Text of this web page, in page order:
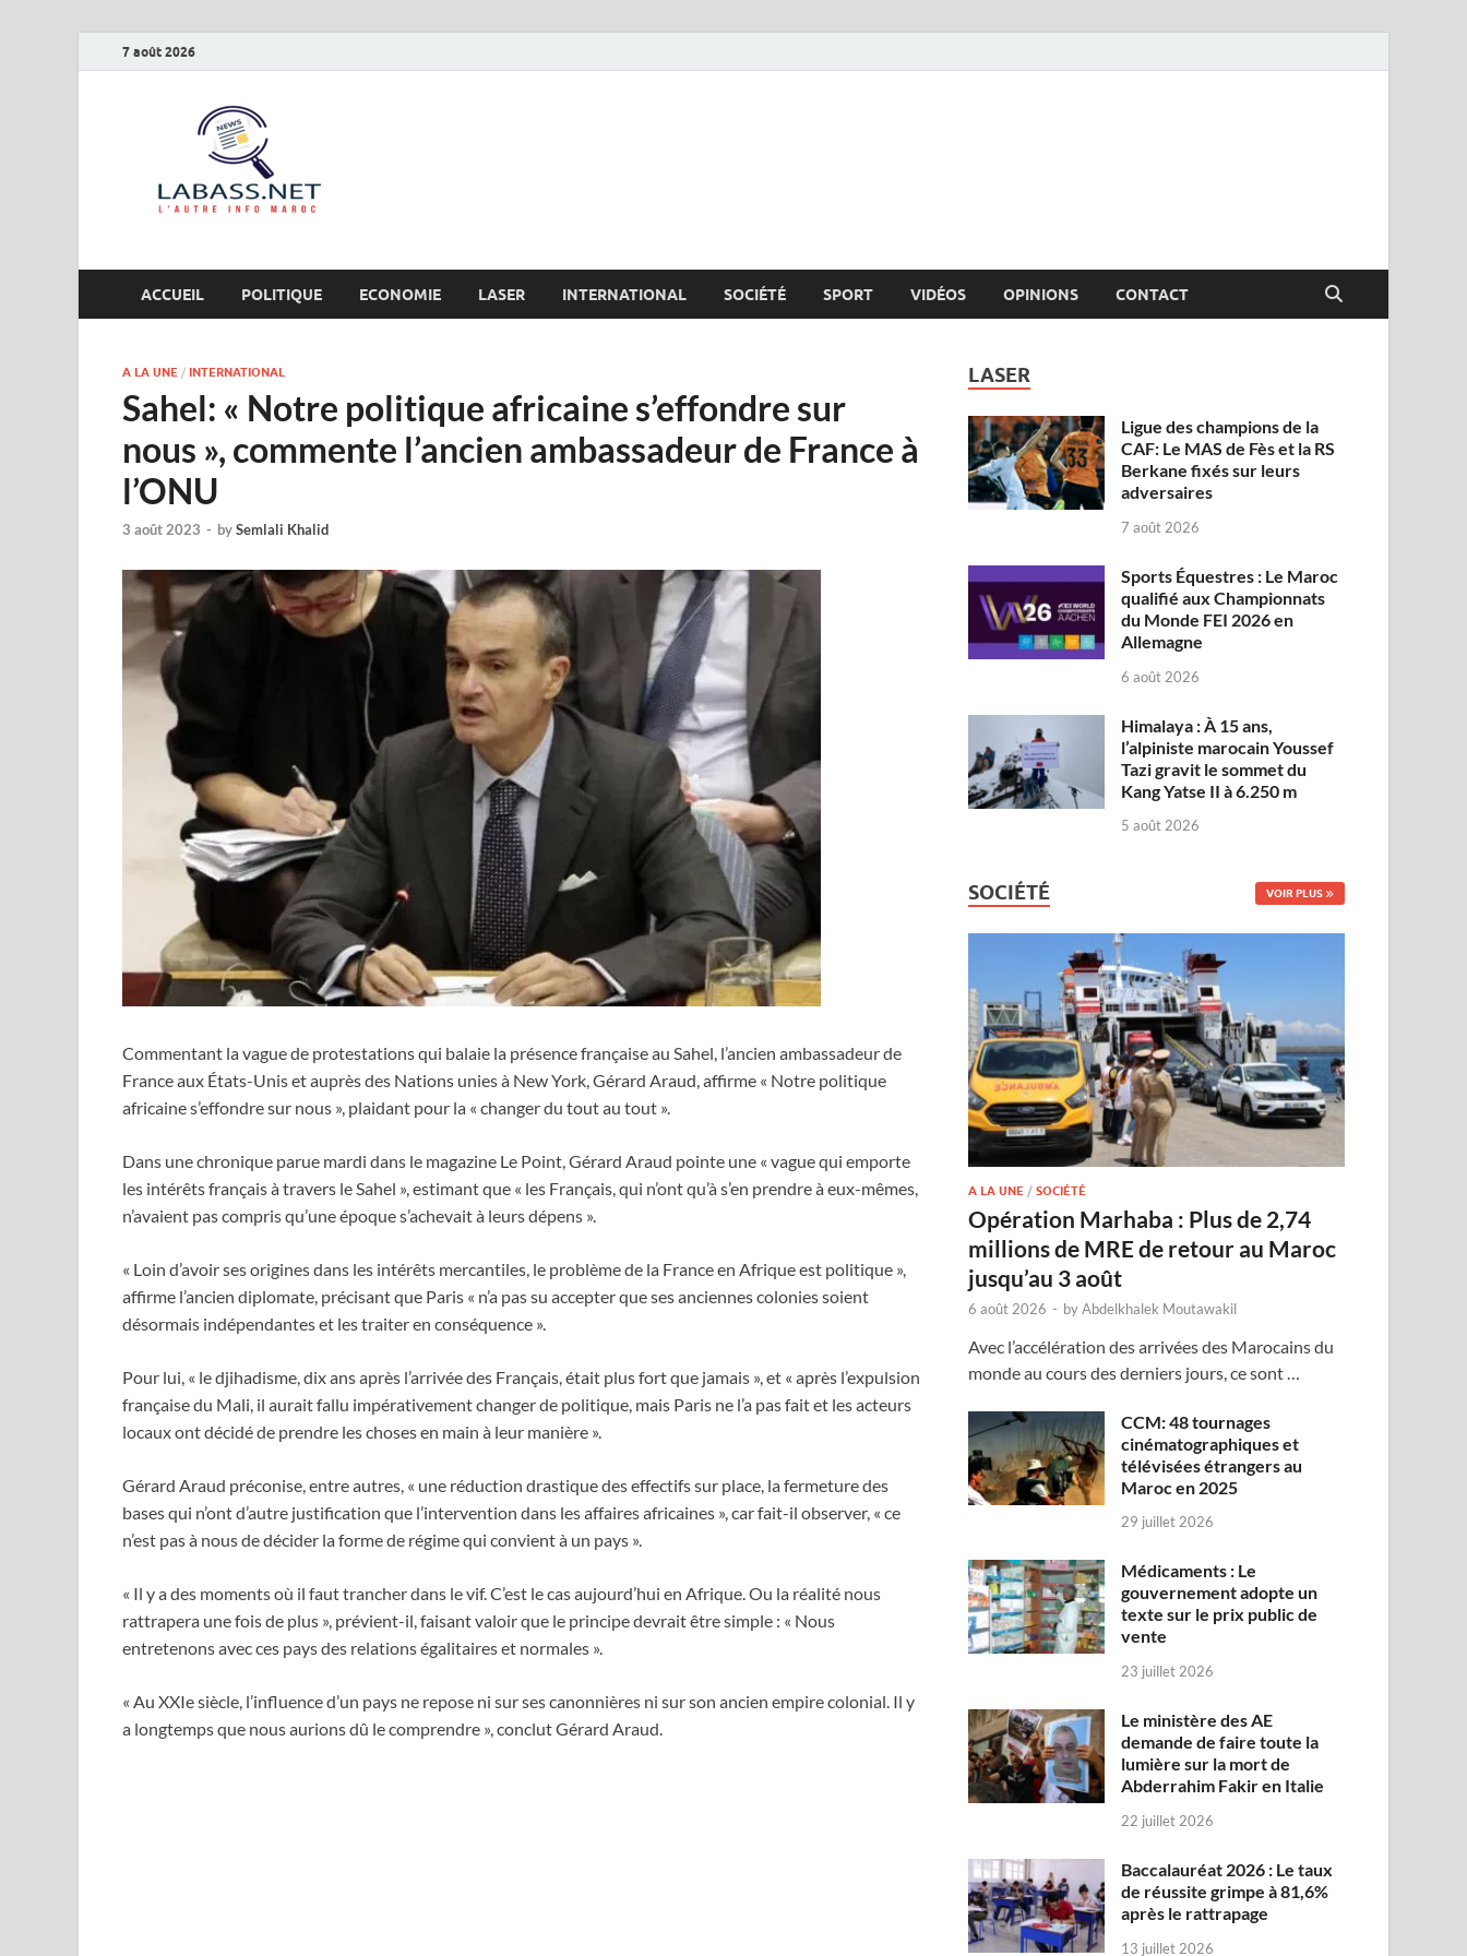
7 août 2026
ACCUEIL POLITIQUE ECONOMIE LASER INTERNATIONAL SOCIÉTÉ SPORT VIDÉOS OPINIONS CONTACT
A LA UNE / INTERNATIONAL
Sahel: « Notre politique africaine s’effondre sur
nous », commente l’ancien ambassadeur de France à
l’ONU
3 août 2023 - bySemlali Khalid
Commentant la vague de protestations qui balaie la présence française au Sahel, l’ancien ambassadeur de
France aux États-Unis et auprès des Nations unies à New York, Gérard Araud, affirme « Notre politique
africaine s’effondre sur nous », plaidant pour la « changer du tout au tout ».
Dans une chronique parue mardi dans le magazine Le Point, Gérard Araud pointe une « vague qui emporte
les intérêts français à travers le Sahel », estimant que « les Français, qui n’ont qu’à s’en prendre à eux-mêmes,
n’avaient pas compris qu’une époque s’achevait à leurs dépens ».
« Loin d’avoir ses origines dans les intérêts mercantiles, le problème de la France en Afrique est politique »,
affirme l’ancien diplomate, précisant que Paris « n’a pas su accepter que ses anciennes colonies soient
désormais indépendantes et les traiter en conséquence ».
Pour lui, « le djihadisme, dix ans après l’arrivée des Français, était plus fort que jamais », et « après l’expulsion
française du Mali, il aurait fallu impérativement changer de politique, mais Paris ne l’a pas fait et les acteurs
locaux ont décidé de prendre les choses en main à leur manière ».
Gérard Araud préconise, entre autres, « une réduction drastique des effectifs sur place, la fermeture des
bases qui n’ont d’autre justification que l’intervention dans les affaires africaines », car fait-il observer, « ce
n’est pas à nous de décider la forme de régime qui convient à un pays ».
« Il y a des moments où il faut trancher dans le vif. C’est le cas aujourd’hui en Afrique. Ou la réalité nous
rattrapera une fois de plus », prévient-il, faisant valoir que le principe devrait être simple : « Nous
entretenons avec ces pays des relations égalitaires et normales ».
« Au XXIe siècle, l’influence d’un pays ne repose ni sur ses canonnières ni sur son ancien empire colonial. Il y
a longtemps que nous aurions dû le comprendre », conclut Gérard Araud.
LASER
Ligue des champions de la
CAF: Le MAS de Fès et la RS
Berkane fixés sur leurs
adversaires
7 août 2026
Sports Équestres : Le Maroc
qualifié aux Championnats
du Monde FEI 2026 en
Allemagne
6 août 2026
Himalaya : À 15 ans,
l’alpiniste marocain Youssef
Tazi gravit le sommet du
Kang Yatse II à 6.250 m
5 août 2026
SOCIÉTÉ VOIR PLUS
A LA UNE /SOCIÉTÉ
Opération Marhaba : Plus de 2,74
millions de MRE de retour au Maroc
jusqu’au 3 août
6 août 2026 - byAbdelkhalek Moutawakil
Avec l’accélération des arrivées des Marocains du
monde au cours des derniers jours, ce sont …
CCM: 48 tournages
cinématographiques et
télévisées étrangers au
Maroc en 2025
29 juillet 2026
Médicaments : Le
gouvernement adopte un
texte sur le prix public de
vente
23 juillet 2026
Le ministère des AE
demande de faire toute la
lumière sur la mort de
Abderrahim Fakir en Italie
22 juillet 2026
Baccalauréat 2026 : Le taux
de réussite grimpe à 81,6%
après le rattrapage
13 juillet 2026